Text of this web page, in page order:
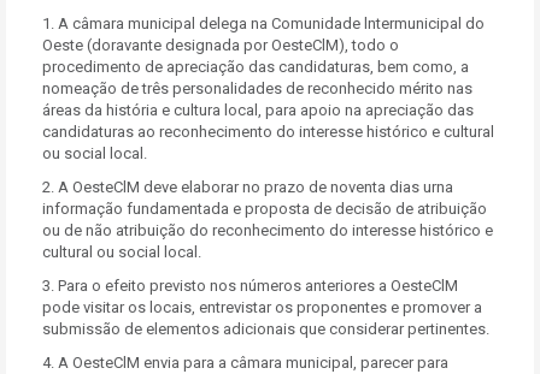
1. A câmara municipal delega na Comunidade lntermunicipal do
Oeste (doravante designada por OesteClM), todo o
procedimento de apreciação das candidaturas, bem como, a
nomeação de três personalidades de reconhecido mérito nas
áreas da história e cultura local, para apoio na apreciação das
candidaturas ao reconhecimento do interesse histórico e cultural
ou social local.
2. A OesteClM deve elaborar no prazo de noventa dias urna
informação fundamentada e proposta de decisão de atribuição
ou de não atribuição do reconhecimento do interesse histórico e
cultural ou social local.
3. Para o efeito previsto nos números anteriores a OesteClM
pode visitar os locais, entrevistar os proponentes e promover a
submissão de elementos adicionais que considerar pertinentes.
4. A OesteClM envia para a câmara municipal, parecer para